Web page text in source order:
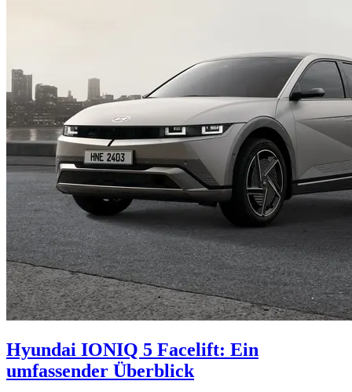
Hyundai IONIQ 5 Facelift: Ein
umfassender Überblick